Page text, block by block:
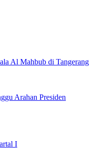
Al Mahbub di Tangerang
Arahan Presiden
I